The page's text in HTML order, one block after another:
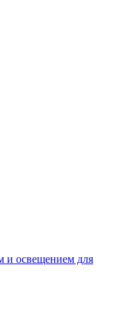
и освещением для